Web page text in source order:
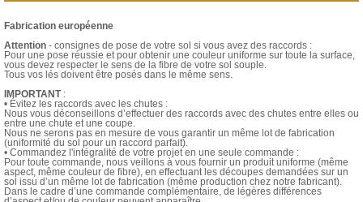
Fabrication européenne
Attention - consignes de pose de votre sol si vous avez des raccords :
Pour une pose réussie et pour obtenir une couleur uniforme sur toute la surface,
vous devez respecter le sens de la fibre de votre sol souple.
Tous vos lés doivent être posés dans le même sens.
IMPORTANT:
• Évitez les raccords avec les chutes :
Nous vous déconseillons d’effectuer des raccords avec des chutes entre elles ou
entre une chute et une coupe.
Nous ne serons pas en mesure de vous garantir un même lot de fabrication
(uniformité du sol pour un raccord parfait).
• Commandez l'intégralité de votre projet en une seule commande :
Pour toute commande, nous veillons à vous fournir un produit uniforme (même
aspect, même couleur de fibre), en effectuant les découpes demandées sur un
sol issu d’un même lot de fabrication (même production chez notre fabricant).
Dans le cadre d’une commande complémentaire, de légères différences